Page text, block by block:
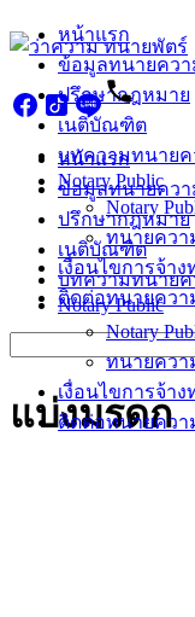
Skip
to
content
หน้าแรก
ข้อมูลทนายควา
ปรึกษากฎหมาย
เนติบัณฑิต
บทความทนายค
Notary Public
Notary
ทนายควา
เงื่อนไขการจ้าง
ติดต่อทนายควา
หน้าแรก
ข้อมูลทนายควา
ปรึกษากฎหมาย
เนติบัณฑิต
บทความทนายค
Notary Public
Notary
ทนายควา
เงื่อนไขการจ้าง
ติดต่อทนายควา
for:
แบ่งมรดก